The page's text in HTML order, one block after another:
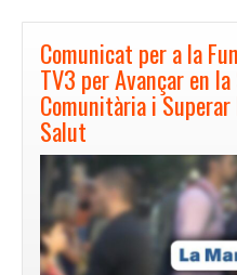
Comunicat per a la
TV3 per Avançar en
Comunitària i
Salut